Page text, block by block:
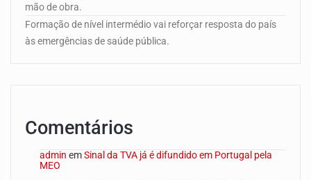
mão de obra.
Formação de nível intermédio vai reforçar resposta do país
às emergências de saúde pública.
Comentários
admin emSinal da TVA já é difundido em Portugal pela
MEO